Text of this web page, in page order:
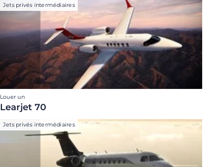
Jets privés intermédiaires
Louer un
Learjet 70
Jets privés intermédiaires